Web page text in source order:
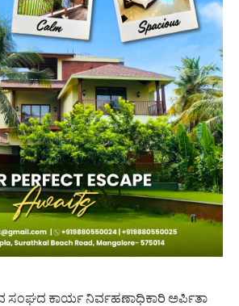
ಸಂಘದ ಕಾರ್ಯ ನಿರ್ವಹಣಾಧಿಕಾರಿ ಅರ್ಪಿತಾ